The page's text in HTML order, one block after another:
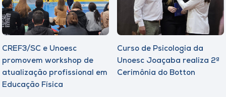
CREF3/SC e Unoesc
promovem workshop de
atualização profissional em
Educação Física
Curso de Psicologia da
Unoesc Joaçaba realiza 2ª
Cerimônia do Botton